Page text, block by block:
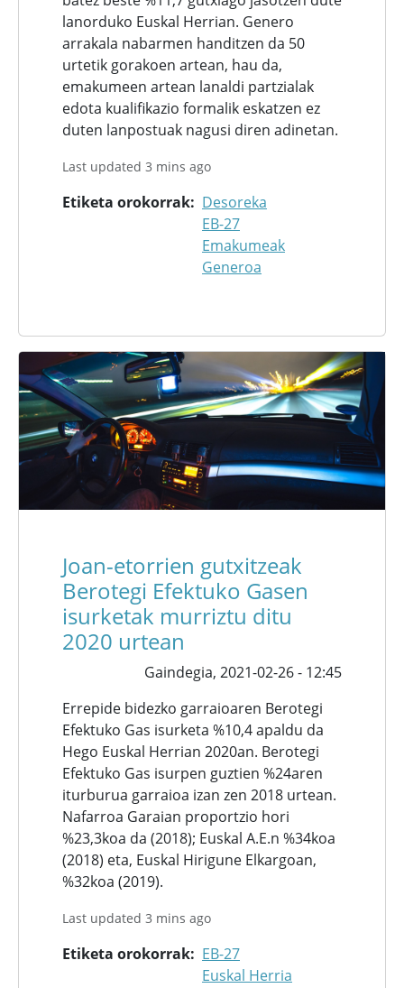
lanorduko Euskal Herrian. Genero
arrakala nabarmen handitzen da 50
urtetik gorakoen artean, hau da,
emakumeen artean lanaldi partzialak
edota kualifikazio formalik eskatzen ez
duten lanpostuak nagusi diren adinetan.
Last updated 3 mins ago
Etiketa orokorrak
Desoreka
EB-27
Emakumeak
Generoa
Joan-etorrien gutxitzeak
Berotegi Efektuko Gasen
isurketak murriztu ditu
2020 urtean
Gaindegia, 2021-02-26 - 12:45
Errepide bidezko garraioaren Berotegi
Efektuko Gas isurketa %10,4 apaldu da
Hego Euskal Herrian 2020an. Berotegi
Efektuko Gas isurpen guztien %24aren
iturburua garraioa izan zen 2018 urtean.
Nafarroa Garaian proportzio hori
%23,3koa da (2018); Euskal A.E.n %34koa
(2018) eta, Euskal Hirigune Elkargoan,
%32koa (2019).
Last updated 3 mins ago
Etiketa orokorrak
EB-27
Euskal Herria